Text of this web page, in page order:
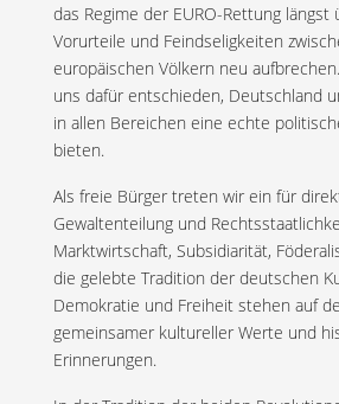
das Regime der EURO-Rettung längst
Vorurteile und Feindseligkeiten
europäischen Völkern neu
uns dafür entschieden, Deutschland
in allen Bereichen eine echte
bieten.
Als freie Bürger treten wir ein für
Gewaltenteilung und
Marktwirtschaft, Subsidiarität,
die gelebte Tradition der deutschen
Demokratie und Freiheit stehen auf
gemeinsamer kultureller Werte und
Erinnerungen.